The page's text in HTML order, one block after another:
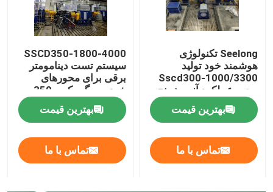
Seelong تکنولوژی
هوشمند خود تولید
Sscd300-1000/3300
محور عملکرد آزمون بنچ
بهترین قیمت
تماس با ما
SSCD350-1800-4000
سیستم تست دینامومتر
برقی برای محورهای
خودرو و گیربکس 350
کیلووات
بهترین قیمت
تماس با ما